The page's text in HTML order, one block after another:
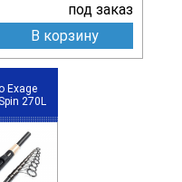
под заказ
В корзину
Exage
270L